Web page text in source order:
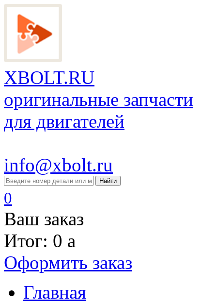
XBOLT.RU
оригинальные запчасти
для двигателей
info@xbolt.ru
Найти
0
Ваш заказ
Итог: 0 a
Оформить заказ
Главная